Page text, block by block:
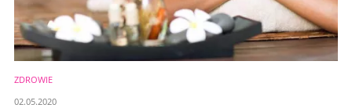
ZDROWIE
02.05.2020